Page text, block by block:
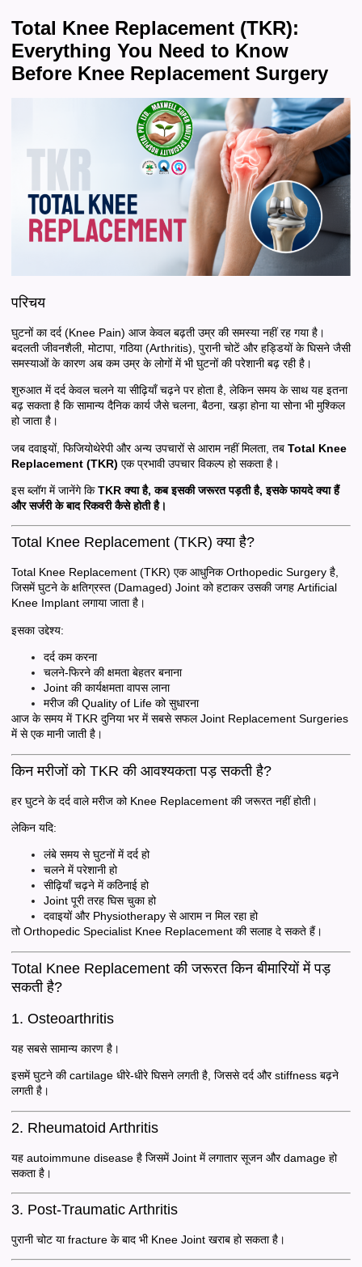
Total Knee Replacement (TKR):
Everything You Need to Know
Before Knee Replacement Surgery
परिचय
घुटनों का दर्द (Knee Pain) आज केवल बढ़ती उम्र की समस्या नहीं रह गया है।
बदलती जीवनशैली, मोटापा, गठिया (Arthritis), पुरानी चोटें और हड्डियों के घिसने जैसी
समस्याओं के कारण अब कम उम्र के लोगों में भी घुटनों की परेशानी बढ़ रही है।
शुरुआत में दर्द केवल चलने या सीढ़ियाँ चढ़ने पर होता है, लेकिन समय के साथ यह इतना
बढ़ सकता है कि सामान्य दैनिक कार्य जैसे चलना, बैठना, खड़ा होना या सोना भी मुश्किल
हो जाता है।
जब दवाइयों, फिजियोथेरेपी और अन्य उपचारों से आराम नहीं मिलता, तब Total Knee
Replacement (TKR) एक प्रभावी उपचार विकल्प हो सकता है।
इस ब्लॉग में जानेंगे किTKR क्या है, कब इसकी जरूरत पड़ती है, इसके फायदे क्या हैं
और सर्जरी के बाद रिकवरी कैसे होती है।
Total Knee Replacement (TKR) क्या है?
Total Knee Replacement (TKR) एक आधुनिक Orthopedic Surgery है,
जिसमें घुटने के क्षतिग्रस्त (Damaged) Joint को हटाकर उसकी जगह Artificial
Knee Implant लगाया जाता है।
इसका उद्देश्य:
दर्द कम करना
चलने-फिरने की क्षमता बेहतर बनाना
Joint की कार्यक्षमता वापस लाना
मरीज की Quality of Life को सुधारना
आज के समय में TKR दुनिया भर में सबसे सफल Joint Replacement Surgeries
में से एक मानी जाती है।
किन मरीजों को TKR की आवश्यकता पड़ सकती है?
हर घुटने के दर्द वाले मरीज को Knee Replacement की जरूरत नहीं होती।
लेकिन यदि:
लंबे समय से घुटनों में दर्द हो
चलने में परेशानी हो
सीढ़ियाँ चढ़ने में कठिनाई हो
Joint पूरी तरह घिस चुका हो
दवाइयों और Physiotherapy से आराम न मिल रहा हो
तो Orthopedic Specialist Knee Replacement की सलाह दे सकते हैं।
Total Knee Replacement की जरूरत किन बीमारियों में पड़
सकती है?
1. Osteoarthritis
यह सबसे सामान्य कारण है।
इसमें घुटने की cartilage धीरे-धीरे घिसने लगती है, जिससे दर्द और stiffness बढ़ने
लगती है।
2. Rheumatoid Arthritis
यह autoimmune disease है जिसमें Joint में लगातार सूजन और damage हो
सकता है।
3. Post-Traumatic Arthritis
पुरानी चोट या fracture के बाद भी Knee Joint खराब हो सकता है।